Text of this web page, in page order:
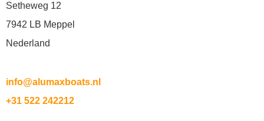
Setheweg 12
7942 LB Meppel
Nederland
info@alumaxboats.nl
+31 522 242212